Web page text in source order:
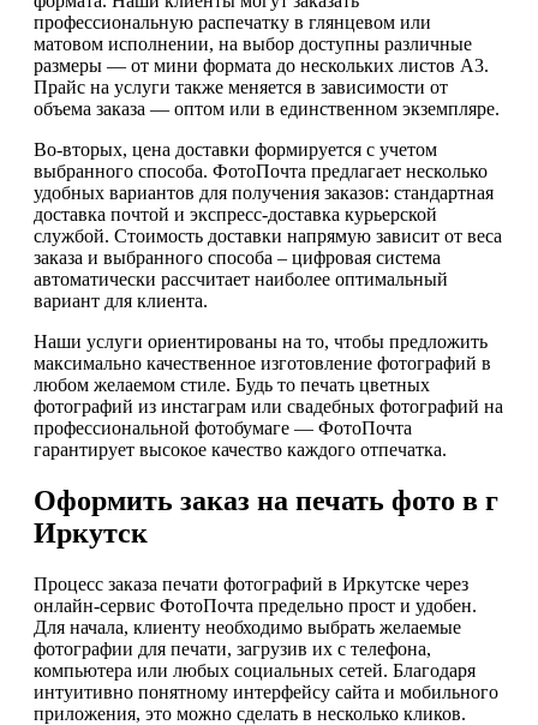
профессиональную распечатку в глянцевом или
матовом исполнении, на выбор доступны различные
размеры — от мини формата до нескольких листов А3.
Прайс на услуги также меняется в зависимости от
объема заказа — оптом или в единственном экземпляре.
Во-вторых, цена доставки формируется с учетом
выбранного способа. ФотоПочта предлагает несколько
удобных вариантов для получения заказов: стандартная
доставка почтой и экспресс-доставка курьерской
службой. Стоимость доставки напрямую зависит от веса
заказа и выбранного способа – цифровая система
автоматически рассчитает наиболее оптимальный
вариант для клиента.
Наши услуги ориентированы на то, чтобы предложить
максимально качественное изготовление фотографий в
любом желаемом стиле. Будь то печать цветных
фотографий из инстаграм или свадебных фотографий на
профессиональной фотобумаге — ФотоПочта
гарантирует высокое качество каждого отпечатка.
Оформить заказ на печать фото в г
Иркутск
Процесс заказа печати фотографий в Иркутске через
онлайн-сервис ФотоПочта предельно прост и удобен.
Для начала, клиенту необходимо выбрать желаемые
фотографии для печати, загрузив их с телефона,
компьютера или любых социальных сетей. Благодаря
интуитивно понятному интерфейсу сайта и мобильного
приложения, это можно сделать в несколько кликов.